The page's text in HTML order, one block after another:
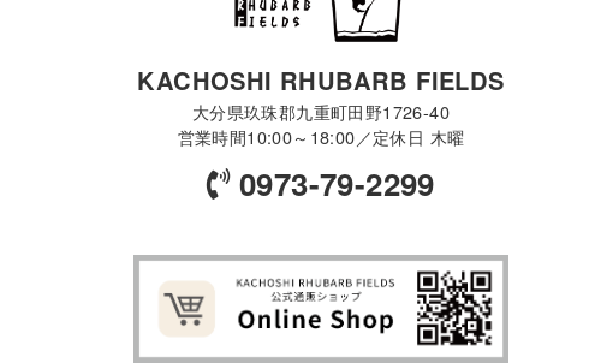
KACHOSHI RHUBARB FIELDS
大分県玖珠郡九重町田野1726-40
営業時間10:00～18:00／定休日 木曜
0973-79-2299